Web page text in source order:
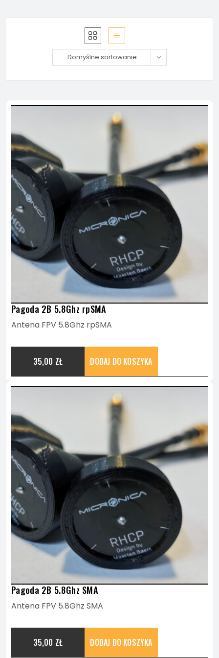
Domyślne sortowanie
Pagoda 2B 5.8Ghz rpSMA
Antena FPV 5.8Ghz rpSMA
35,00 ZŁ DODAJ DO KOSZYKA
Pagoda 2B 5.8Ghz SMA
Antena FPV 5.8Ghz SMA
35,00 ZŁ DODAJ DO KOSZYKA